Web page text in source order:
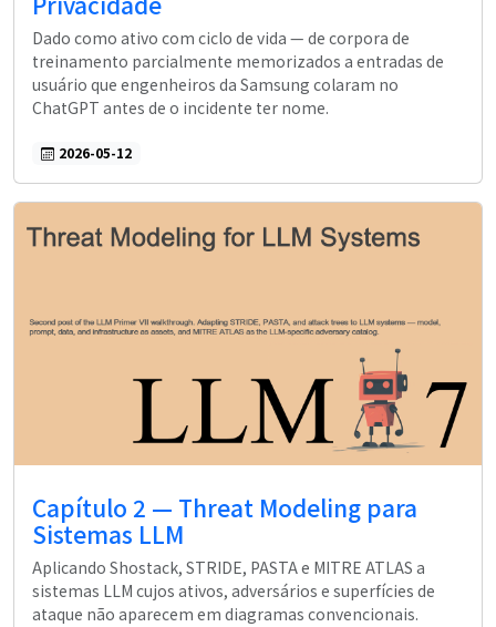
Dado como ativo com ciclo de vida — de corpora de
treinamento parcialmente memorizados a entradas de
usuário que engenheiros da Samsung colaram no
ChatGPT antes de o incidente ter nome.
2026-05-12
Capítulo 2 — Threat Modeling para
Sistemas LLM
Aplicando Shostack, STRIDE, PASTA e MITRE ATLAS a
sistemas LLM cujos ativos, adversários e superfícies de
ataque não aparecem em diagramas convencionais.